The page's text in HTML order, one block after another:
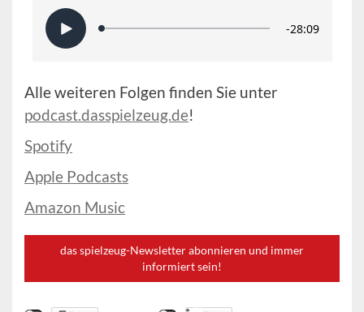
Alle weiteren Folgen finden Sie unter
podcast.dasspielzeug.de!
Spotify
Apple Podcasts
Amazon Music
das spielzeug-Newsletter abonnieren und immer
informiert sein!